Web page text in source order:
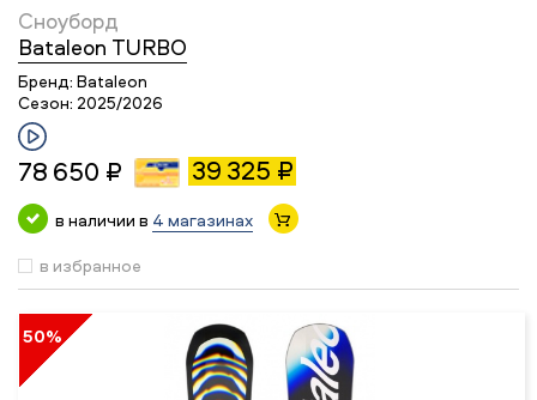
Сноуборд
Bataleon TURBO
Бренд: Bataleon
Сезон: 2025/2026
78 650 ₽ 39 325 ₽
в наличии в 4 магазинах
в избранное
50%